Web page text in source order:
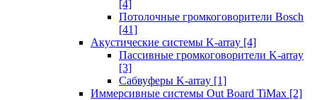
[4]
Потолочные громкоговорители Bosch
[41]
Акустические системы K-array [4]
Пассивные громкоговорители K-array
[3]
Сабвуферы K-array [1]
Иммерсивные системы Out Board TiMax [2]